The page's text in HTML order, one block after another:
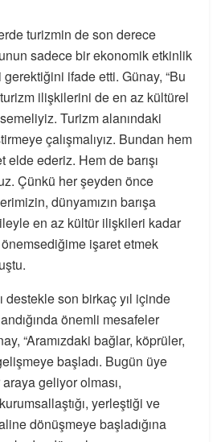
turizmin de son derece
sadece bir ekonomik etkinlik
ifade etti. Günay, “Bu
ilişkilerini de en az kültürel
Turizm alanındaki
çalışmalıyız. Bundan hem
ederiz. Hem de barışı
Çünkü her şeyden önce
dünyamızın barışa
en az kültür ilişkileri kadar
işaret etmek
destekle son birkaç yıl içinde
önemli mesafeler
“Aramızdaki bağlar, köprüler,
başladı. Bugün üye
geliyor olması,
yerleştiği ve
dönüşmeye başladığına